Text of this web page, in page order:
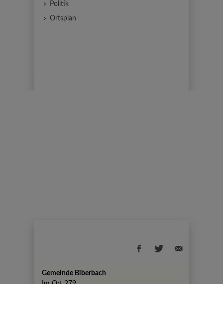
Politik
Ortsplan
Gemeinde Biberbach
Im Ort 279